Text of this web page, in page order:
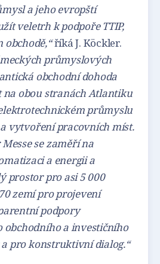
a jeho evropští
veletrh k podpoře TTIP,
říká J. Köckler.
průmyslových
obchodní dohoda
na obou stranách Atlantiku
průmyslu
vytvoření pracovních míst.
se zaměří na
a energii a
prostor pro asi 5 000
zemí pro projevení
podpory
obchodního a investičního
pro konstruktivní dialog.“